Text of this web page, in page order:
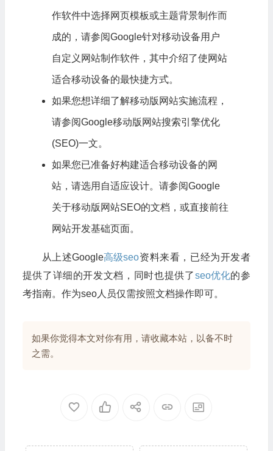
作软件中选择网页模板或主题背景制作而
成的，请参阅Google针对移动设备用户
自定义网站制作软件，其中介绍了使网站
适合移动设备的最快捷方式。
如果您想详细了解移动版网站实施流程，
请参阅Google移动版网站搜索引擎优化
(SEO)一文。
如果您已准备好构建适合移动设备的网
站，请选用自适应设计。请参阅Google
关于移动版网站SEO的文档，或直接前往
网站开发基础页面。
从上述Google高级seo资料来看，已经为开发者
提供了详细的开发文档，同时也提供了seo优化的参
考指南。作为seo人员仅需按照文档操作即可。
如果你觉得本文对你有用，请收藏本站，以备不时
之需。